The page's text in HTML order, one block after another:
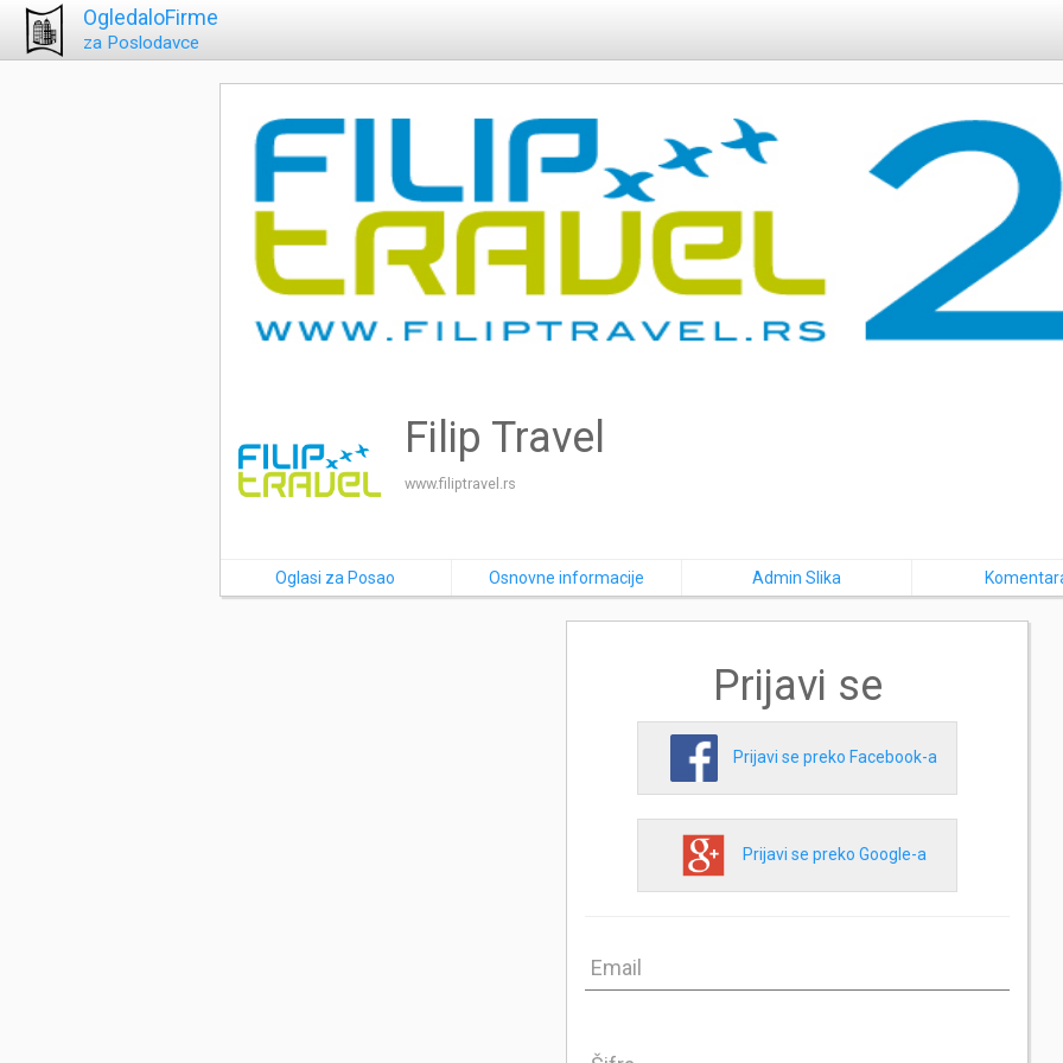
OgledaloFirme
za Poslodavce
Filip Travel
www.filiptravel.rs
Oglasi za Posao Osnovne informacije Admin Slika
Prijavi se
Prijavi se preko Facebook-a
Prijavi se preko Google-a
Email